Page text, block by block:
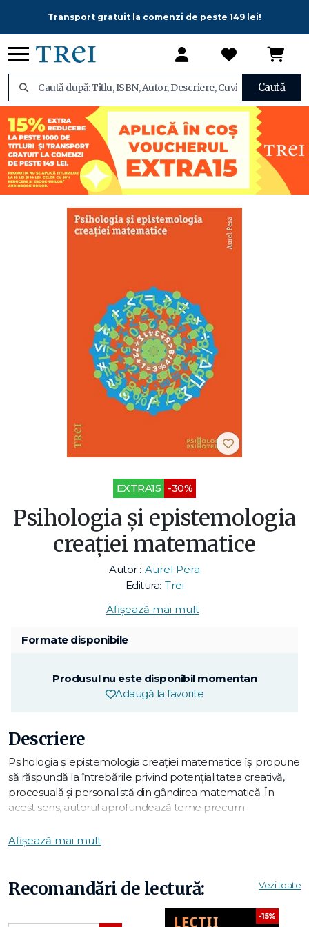
Transport gratuit la comenzi de peste 149 lei!
Caută
EXTRA15 -30%
Psihologia şi epistemologia
creației matematice
Autor : Aurel Pera
Editura: Trei
Afișează mai mult
Formate disponibile
Produsul nu este disponibil momentan
Adaugă la favorite
Descriere
Psihologia şi epistemologia creației matematice își propune
să răspundă la întrebările privind potenţialitatea creativă,
procesuală şi personalistă din gândirea matematică. În
acest sens, autorul aprofundează teme precum
imagine şi concept în procesul gândirii, raportul dintre
mentale –, relaţiile dintre proiecţie şi personalitate, dintre
expresie şi personalitate etc. De asemenea, cartea
analizează procesul de creaţie ca act psihologic şi
Afișează mai mult
Recomandări de lectură: Vezi toate
-15%